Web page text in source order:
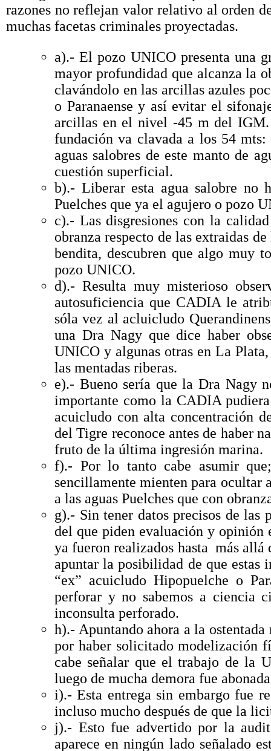
razones no reflejan valor relativo al orden
muchas facetas criminales proyectadas.
a).- El pozo UNICO presenta una
mayor profundidad que alcanza la
clavándolo en las arcillas azules
o Paranaense y así evitar el
arcillas en el nivel -45 m del
fundación va clavada a los 54
aguas salobres de este manto de
cuestión superficial.
b).- Liberar esta agua salobre no
Puelches que ya el agujero o pozo
c).- Las disgresiones con la
obranza respecto de las extraidas
bendita, descubren que algo muy
pozo UNICO.
d).- Resulta muy misterioso
autosuficiencia que CADIA le
sóla vez al acluicludo
una Dra Nagy que dice haber
UNICO y algunas otras en La
las mentadas riberas.
e).- Bueno sería que la Dra Nagy
importante como la CADIA
acuicludo con alta concentración
del Tigre reconoce antes de haber
fruto de la última ingresión marina.
f).- Por lo tanto cabe asumir
sencillamente mienten para ocultar
a las aguas Puelches que con
g).- Sin tener datos precisos de las
del que piden evaluación y opinión
ya fueron realizados hasta más allá
apuntar la posibilidad de que estas
“ex” acuicludo Hipopuelche o
perforar y no sabemos a ciencia
inconsulta perforado.
h).- Apuntando ahora a la
por haber solicitado modelización
cabe señalar que el trabajo de la
luego de mucha demora fue
i).- Esta entrega sin embargo fue
incluso mucho después de que la
j).- Esto fue advertido por la
aparece en ningún lado señalado